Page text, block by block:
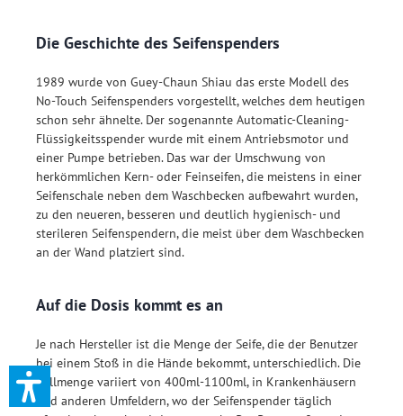
Die Geschichte des Seifenspenders
1989 wurde von Guey-Chaun Shiau das erste Modell des
No-Touch Seifenspenders vorgestellt, welches dem heutigen
schon sehr ähnelte. Der sogenannte Automatic-Cleaning-
Flüssigkeitsspender wurde mit einem Antriebsmotor und
einer Pumpe betrieben. Das war der Umschwung von
herkömmlichen Kern- oder Feinseifen, die meistens in einer
Seifenschale neben dem Waschbecken aufbewahrt wurden,
zu den neueren, besseren und deutlich hygienisch- und
sterileren Seifenspendern, die meist über dem Waschbecken
an der Wand platziert sind.
Auf die Dosis kommt es an
Je nach Hersteller ist die Menge der Seife, die der Benutzer
bei einem Stoß in die Hände bekommt, unterschiedlich. Die
Füllmenge variiert von 400ml-1100ml, in Krankenhäusern
und anderen Umfeldern, wo der Seifenspender täglich